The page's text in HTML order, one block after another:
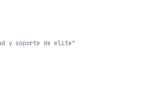
y soporte de elite"